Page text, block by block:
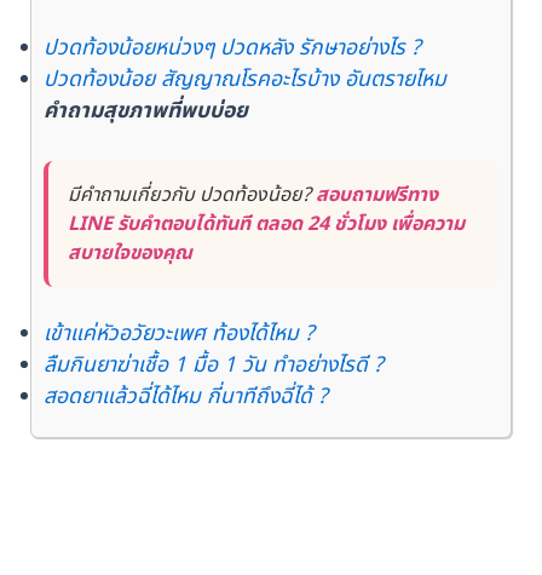
ปวดท้องน้อยหน่วงๆ ปวดหลัง รักษาอย่างไร ?
ปวดท้องน้อย สัญญาณโรคอะไรบ้าง อันตรายไหม
คำถามสุขภาพที่พบบ่อย
มีคำถามเกี่ยวกับ ปวดท้องน้อย?สอบถามฟรีทาง
LINE รับคำตอบได้ทันที ตลอด 24 ชั่วโมง เพื่อความ
สบายใจของคุณ
เข้าแค่หัวอวัยวะเพศ ท้องได้ไหม ?
ลืมกินยาฆ่าเชื้อ 1 มื้อ 1 วัน ทำอย่างไรดี ?
สอดยาแล้วฉี่ได้ไหม กี่นาทีถึงฉี่ได้ ?